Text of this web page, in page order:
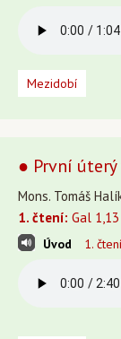
Mezidobí
● První
Mons. Tomáš
1. čtení: Gal 1,13
Úvod 1. čtení